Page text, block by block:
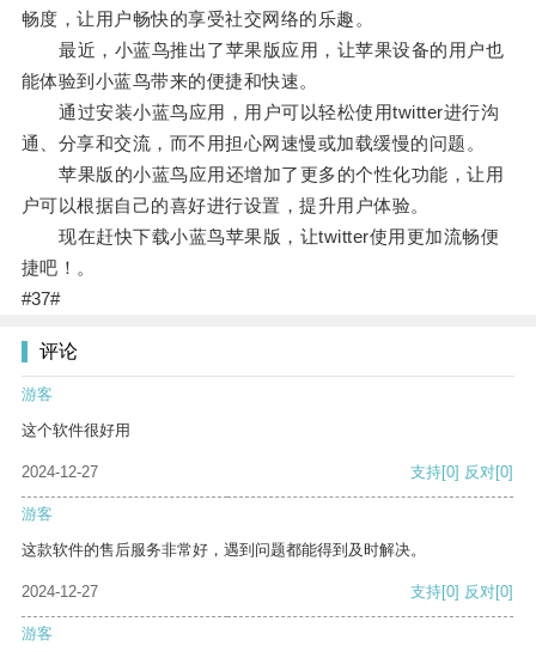
畅度，让用户畅快的享受社交网络的乐趣。
最近，小蓝鸟推出了苹果版应用，让苹果设备的用户也
能体验到小蓝鸟带来的便捷和快速。
通过安装小蓝鸟应用，用户可以轻松使用twitter进行沟
通、分享和交流，而不用担心网速慢或加载缓慢的问题。
苹果版的小蓝鸟应用还增加了更多的个性化功能，让用
户可以根据自己的喜好进行设置，提升用户体验。
现在赶快下载小蓝鸟苹果版，让twitter使用更加流畅便
捷吧！。
#37#
评论
游客
这个软件很好用
2024-12-27 支持[0] 反对[0]
游客
这款软件的售后服务非常好，遇到问题都能得到及时解决。
2024-12-27 支持[0] 反对[0]
游客